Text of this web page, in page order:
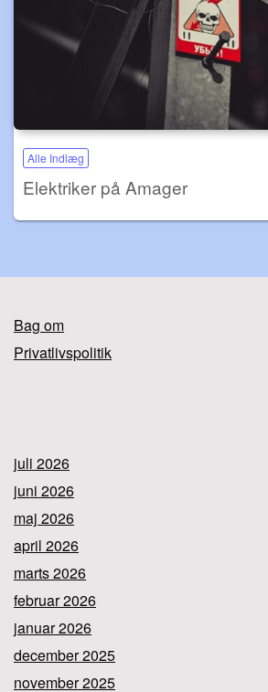
Alle Indlæg
Elektriker på Amager
Bag om
Privatlivspolitik
juli 2026
juni 2026
maj 2026
april 2026
marts 2026
februar 2026
januar 2026
december 2025
november 2025